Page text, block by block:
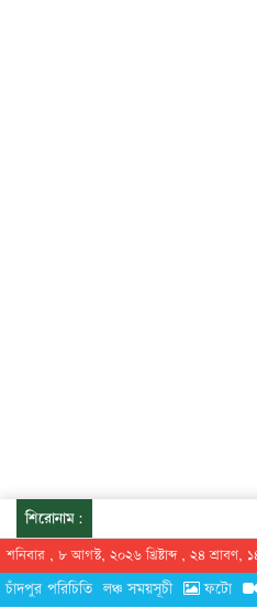
শিরোনাম:
শনিবার , ৮ আগস্ট, ২০২৬ খ্রিষ্টাব্দ , ২৪ শ্রাবণ,
চাঁদপুর পরিচিতি লঞ্চ সময়সূচী ফটো